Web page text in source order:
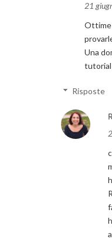
21
Ottime
Una
tutorial
Risposte